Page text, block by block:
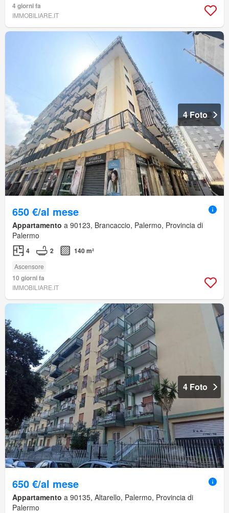
4 giorni fa
IMMOBILIARE.IT
4 Foto
650 €/al mese
Appartamento a 90123, Brancaccio, Palermo, Provincia di
Palermo
4 2 140 m²
Ascensore
10 giorni fa
IMMOBILIARE.IT
4 Foto
650 €/al mese
Appartamento a 90135, Altarello, Palermo, Provincia di
Palermo